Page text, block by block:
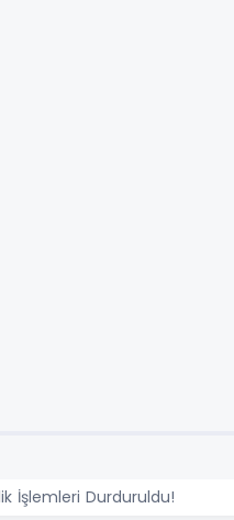
İşlemleri Durduruldu!